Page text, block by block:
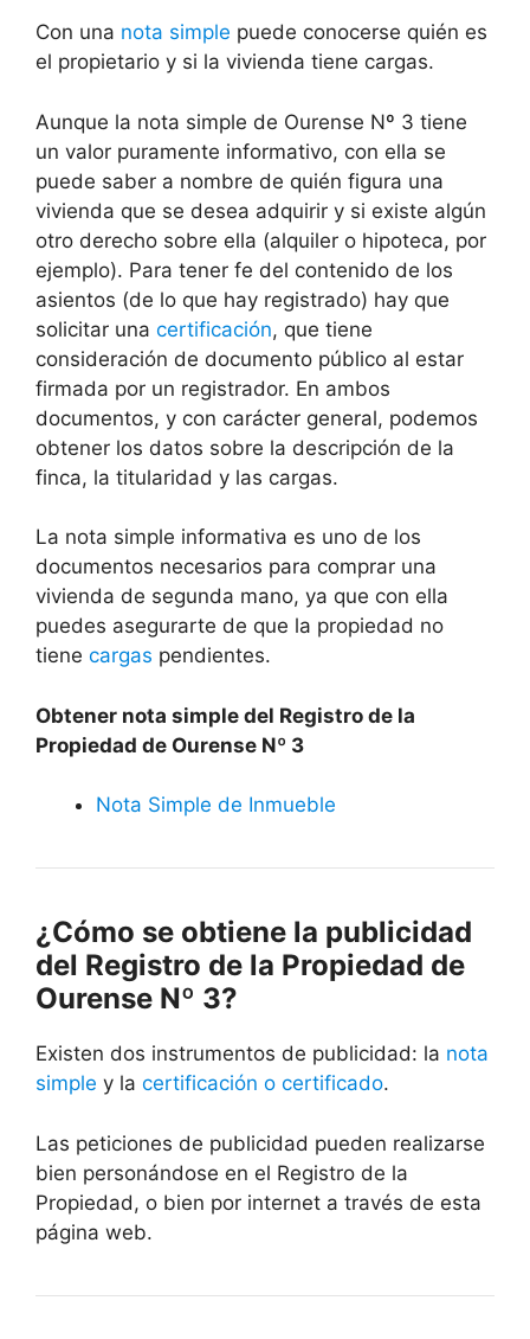
Con una nota simple puede conocerse quién es
el propietario y si la vivienda tiene cargas.
Aunque la nota simple de Ourense Nº 3 tiene
un valor puramente informativo, con ella se
puede saber a nombre de quién figura una
vivienda que se desea adquirir y si existe algún
otro derecho sobre ella (alquiler o hipoteca, por
ejemplo). Para tener fe del contenido de los
asientos (de lo que hay registrado) hay que
solicitar una certificación, que tiene
consideración de documento público al estar
firmada por un registrador. En ambos
documentos, y con carácter general, podemos
obtener los datos sobre la descripción de la
finca, la titularidad y las cargas.
La nota simple informativa es uno de los
documentos necesarios para comprar una
vivienda de segunda mano, ya que con ella
puedes asegurarte de que la propiedad no
tiene cargas pendientes.
Obtener nota simple del Registro de la
Propiedad de Ourense Nº 3
Nota Simple de Inmueble
¿Cómo se obtiene la publicidad
del Registro de la Propiedad de
Ourense Nº 3?
Existen dos instrumentos de publicidad: la nota
simple y la certificación o certificado.
Las peticiones de publicidad pueden realizarse
bien personándose en el Registro de la
Propiedad, o bien por internet a través de esta
página web.